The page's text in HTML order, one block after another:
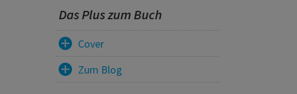
Das Plus zum Buch
Cover
Zum Blog